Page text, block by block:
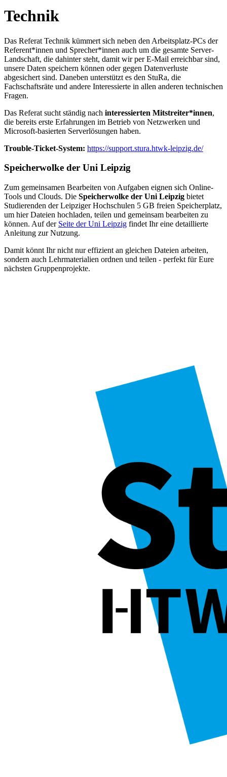
Technik
Das Referat Technik kümmert sich neben den Arbeitsplatz-PCs der
Referent*innen und Sprecher*innen auch um die gesamte Server-
Landschaft, die dahinter steht, damit wir per E-Mail erreichbar sind,
unsere Daten speichern können oder gegen Datenverluste
abgesichert sind. Daneben unterstützt es den StuRa, die
Fachschaftsräte und andere Interessierte in allen anderen technischen
Fragen.
Das Referat sucht ständig nach interessierten Mitstreiter*innen,
die bereits erste Erfahrungen im Betrieb von Netzwerken und
Microsoft-basierten Serverlösungen haben.
Trouble-Ticket-System: https://support.stura.htwk-leipzig.de/
Speicherwolke der Uni Leipzig
Zum gemeinsamen Bearbeiten von Aufgaben eignen sich Online-
Tools und Clouds. Die Speicherwolke der Uni Leipzig bietet
Studierenden der Leipziger Hochschulen 5 GB freien Speicherplatz,
um hier Dateien hochladen, teilen und gemeinsam bearbeiten zu
können. Auf der Seite der Uni Leipzig findet Ihr eine detaillierte
Anleitung zur Nutzung.
Damit könnt Ihr nicht nur effizient an gleichen Dateien arbeiten,
sondern auch Lehrmaterialien ordnen und teilen - perfekt für Eure
nächsten Gruppenprojekte.